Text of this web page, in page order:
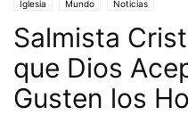
Iglesia Mundo Noticias
Salmista
que Dios
Gusten los